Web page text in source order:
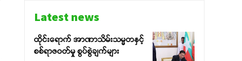
Latest news
ထိုင်းရောက် အာဏာသိမ်းသမ္မတနှင့်
စစ်ရာဇဝတ်မှု စွပ်စွဲချက်များ